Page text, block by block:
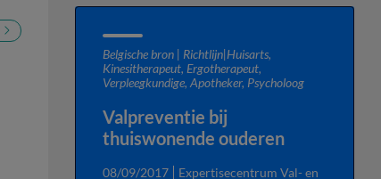
Belgische bron | Richtlijn| Huisarts,
Kinesitherapeut, Ergotherapeut,
Verpleegkundige, Apotheker, Psycholoog
Valpreventie bij
thuiswonende ouderen
08/09/2017
Expertisecentrum Val- en